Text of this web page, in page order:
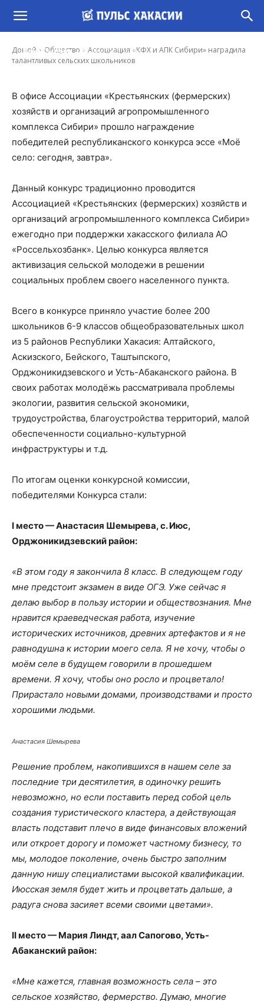
Домой Общество
Ассоциация «КФХ и АПК Сибири» наградила
талантливых сельских школьников
Ассоциация «КФХ и АПК Сибири» наградила
талантливых сельских школьников
Иона Суслова - 17 Дек, 2020 10:39
В офисе Ассоциации «Крестьянских (фермерских)
хозяйств и организаций агропромышленного
комплекса Сибири» прошло награждение
победителей республиканского конкурса эссе «Моё
село: сегодня, завтра».
Данный конкурс традиционно проводится
Ассоциацией «Крестьянских (фермерских) хозяйств и
организаций агропромышленного комплекса Сибири»
ежегодно при поддержки хакасского филиала АО
«Россельхозбанк». Целью конкурса является
активизация сельской молодежи в решении
социальных проблем своего населенного пункта.
Всего в конкурсе приняло участие более 200
школьников 6-9 классов общеобразовательных школ
из 5 районов Республики Хакасия: Алтайского,
Аскизского, Бейского, Таштыпского,
Орджоникидзевского и Усть-Абаканского района. В
своих работах молодёжь рассматривала проблемы
экологии, развития сельской экономики,
трудоустройства, благоустройства территорий, малой
обеспеченности социально-культурной
инфраструктуры и т.д.
По итогам оценки конкурсной комиссии,
победителями Конкурса стали:
Iместо — Анастасия Шемырева, с. Июс,
Орджоникидзевский район:
«В этом году я закончила 8 класс. В следующем году
мне предстоит экзамен в виде ОГЭ. Уже сейчас я
делаю выбор в пользу истории и обществознания. Мне
нравится краеведческая работа, изучение
исторических источников, древних артефактов и я не
равнодушна к истории моего села. Я не хочу, чтобы о
моём селе в будущем говорили в прошедшем
времени. Я хочу, чтобы оно росло и процветало!
Прирастало новыми домами, производствами и просто
хорошими людьми.
Анастасия Шемырева
Решение проблем, накопившихся в нашем селе за
последние три десятилетия, в одиночку решить
невозможно, но если поставить перед собой цель
создания туристического кластера, а действующая
власть подставит плечо в виде финансовых вложений
или откроет дорогу и поможет частному бизнесу, то
мы, молодое поколение, очень быстро заполним
данную нишу специалистами высокой квалификации.
Июсская земля будет жить и процветать дальше, а
радуга снова засияет всеми своими цветами».
IIместо — Мария Линдт, аал Сапогово, Усть-
Абаканский район:
«Мне кажется, главная возможность села – это
сельское хозяйство, фермерство. Думаю, многие